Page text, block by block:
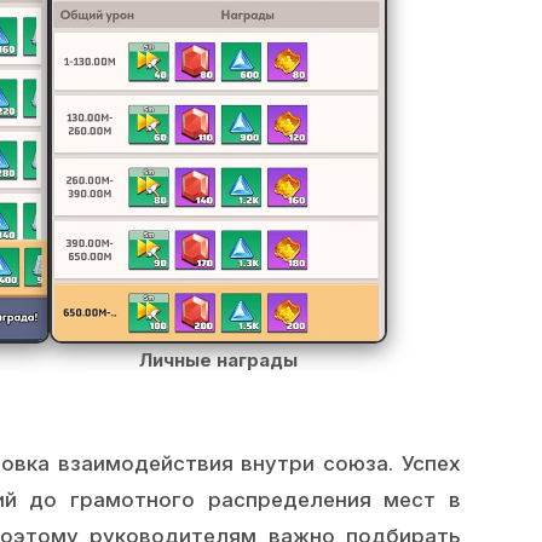
Личные награды
взаимодействия внутри союза. Успех
до грамотного распределения мест в
руководителям важно подбирать